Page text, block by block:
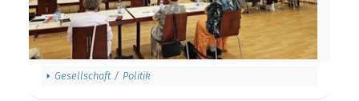
Gesellschaft / Politik